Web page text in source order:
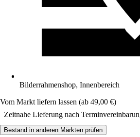
Bilderrahmenshop, Innenbereich
Vom Markt liefern lassen (ab 49,00 €)
Zeitnahe Lieferung nach
Bestand in anderen Märkten prüfen